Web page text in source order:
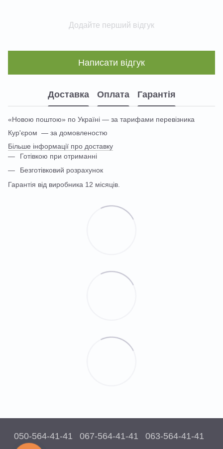
Додайте перший відгук
Написати відгук
Доставка Оплата Гарантія
«Новою поштою» по Україні — за тарифами перевізника
Кур'єром — за домовленостю
Більше інформації про доставку
Готівкою при отриманні
Безготівковий розрахунок
Гарантія від виробника 12 місяців.
050-564-41-41 067-564-41-41
063-564-41-41